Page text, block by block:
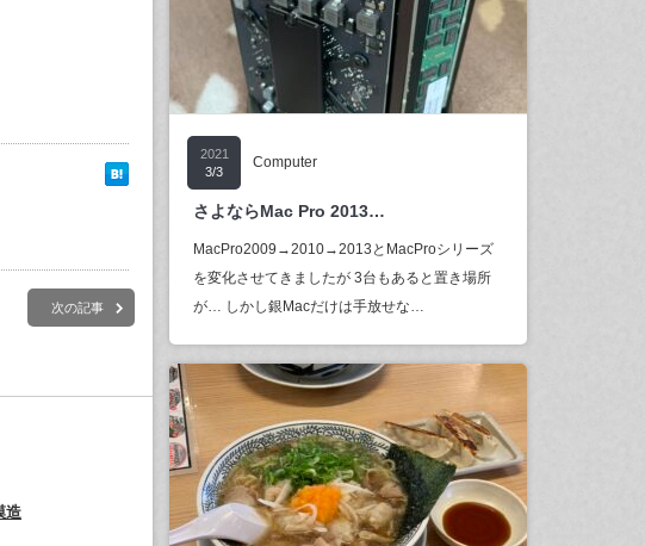
次の記事
造
2021
3/3
Computer
さよならMac Pro 2013…
MacPro2009→2010→2013とMacProシリーズ
を変化させてきましたが 3台もあると置き場所
が… しかし銀Macだけは手放せな…